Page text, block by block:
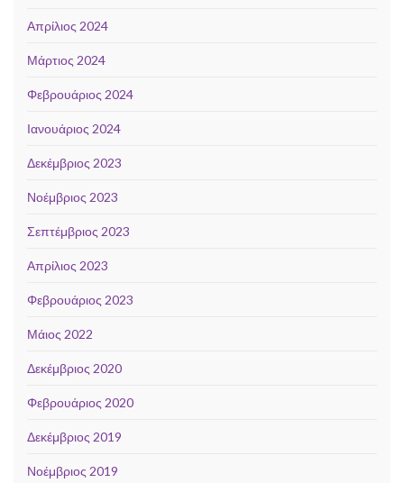
Απρίλιος 2024
Μάρτιος 2024
Φεβρουάριος 2024
Ιανουάριος 2024
Δεκέμβριος 2023
Νοέμβριος 2023
Σεπτέμβριος 2023
Απρίλιος 2023
Φεβρουάριος 2023
Μάιος 2022
Δεκέμβριος 2020
Φεβρουάριος 2020
Δεκέμβριος 2019
Νοέμβριος 2019